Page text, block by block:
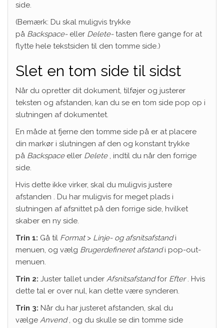
side.
(Bemærk: Du skal muligvis trykke
på Backspace-eller Delete-tasten flere gange for at
flytte hele tekstsiden til den tomme side.)
Slet en tom side til sidst
Når du opretter dit dokument, tilføjer og justerer
teksten og afstanden, kan du se en tom side pop op i
slutningen af ​​dokumentet.
En måde at fjerne den tomme side på er at placere
din markør i slutningen af ​​den og konstant trykke
på Backspaceeller Delete, indtil du når den forrige
side.
Hvis dette ikke virker, skal du muligvis justere
afstanden . Du har muligvis for meget plads i
slutningen af ​​afsnittet på den forrige side, hvilket
skaber en ny side.
Trin 1: Gå til Format> Linje- og afsnitsafstandi
menuen, og vælg Brugerdefineret afstandi pop-out-
menuen.
Trin 2: Juster tallet under Afsnitsafstandfor Efter. Hvis
dette tal er over nul, kan dette være synderen.
Trin 3: Når du har justeret afstanden, skal du
vælge Anvend, og du skulle se din tomme side